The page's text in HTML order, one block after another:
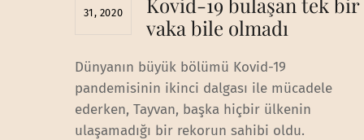
31, 2020
vaka bile olmadı
Dünyanın büyük bölümü Kovid-19
pandemisinin ikinci dalgası ile mücadele
ederken, Tayvan, başka hiçbir ülkenin
ulaşamadığı bir rekorun sahibi oldu.